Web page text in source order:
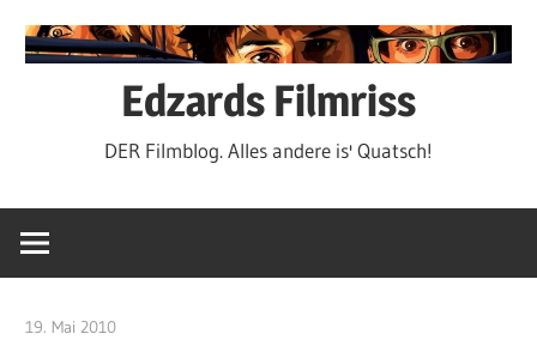
Inhalt
Edzards Filmriss
DER Filmblog. Alles andere is' Quatsch!
19. Mai 2010